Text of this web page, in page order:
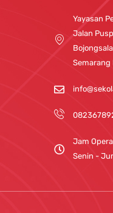
Yayasan
Jalan
Semarang
Jam
Senin -